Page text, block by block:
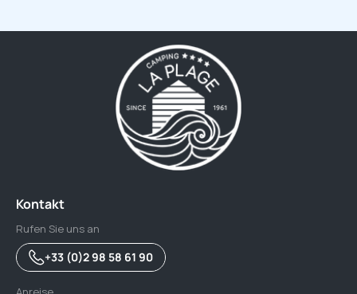
Kontakt
Rufen Sie uns an
+33 (0)2 98 58 61 90